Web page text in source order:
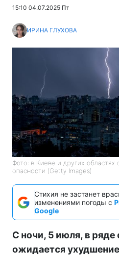
15:10 04.07.2025 Пт
ИРИНА ГЛУХОВА
Фото: в Киеве и других
опасности (Getty Images)
Стихия не застанет
изменениями погоды с
Google
С ночи, 5 июля, в
ожидается